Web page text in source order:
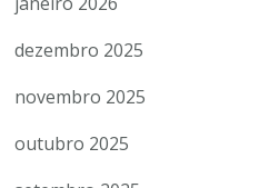
dezembro 2025
novembro 2025
outubro 2025